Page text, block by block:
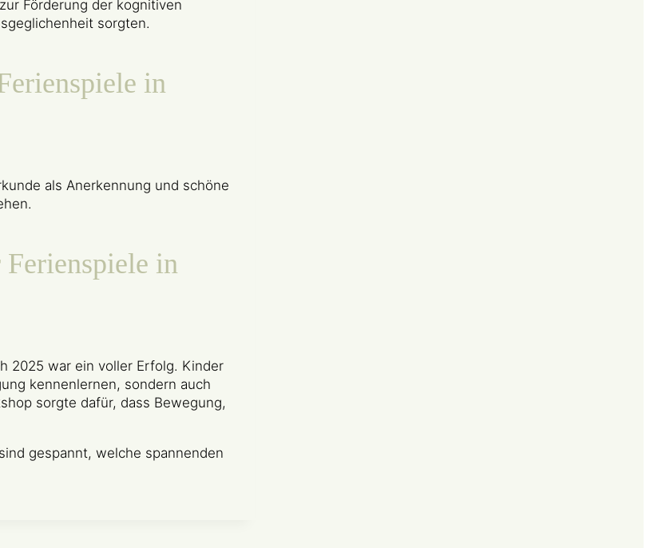
Förderung der kognitiven
sorgten.
in
als Anerkennung und schöne
in
2025 war ein voller Erfolg. Kinder
kennenlernen, sondern auch
sorgte dafür, dass Bewegung,
gespannt, welche spannenden